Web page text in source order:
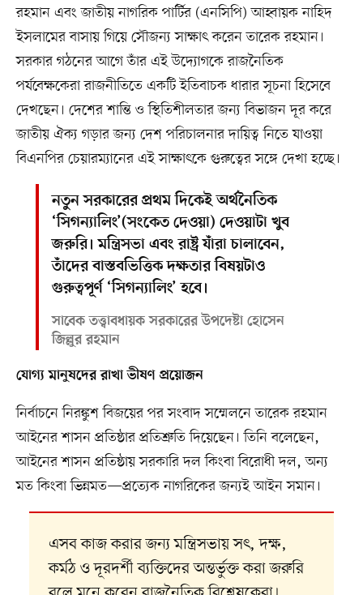
রহমান এবং জাতীয় নাগরিক পার্টির (এনসিপি) আহ্বায়ক নাহিদ
ইসলামের বাসায় গিয়ে সৌজন্য সাক্ষাৎ করেন তারেক রহমান।
সরকার গঠনের আগে তাঁর এই উদ্যোগকে রাজনৈতিক
পর্যবেক্ষকেরা রাজনীতিতে একটি ইতিবাচক ধারার সূচনা হিসেবে
দেখছেন। দেশের শান্তি ও স্থিতিশীলতার জন্য বিভাজন দূর করে
জাতীয় ঐক্য গড়ার জন্য দেশ পরিচালনার দায়িত্ব নিতে যাওয়া
বিএনপির চেয়ারম্যানের এই সাক্ষাৎকে গুরুত্বের সঙ্গে দেখা হচ্ছে।
নতুন সরকারের প্রথম দিকেই অর্থনৈতিক
‘সিগন্যালিং’(সংকেত দেওয়া) দেওয়াটা খুব
জরুরি। মন্ত্রিসভা এবং রাষ্ট্র যাঁরা চালাবেন,
তাঁদের বাস্তবভিত্তিক দক্ষতার বিষয়টাও
গুরুত্বপূর্ণ ‘সিগন্যালিং’ হবে।
সাবেক তত্ত্বাবধায়ক সরকারের উপদেষ্টা হোসেন
জিল্লুর রহমান
যোগ্য মানুষদের রাখা ভীষণ প্রয়োজন
নির্বাচনে নিরঙ্কুশ বিজয়ের পর সংবাদ সম্মেলনে তারেক রহমান
আইনের শাসন প্রতিষ্ঠার প্রতিশ্রুতি দিয়েছেন। তিনি বলেছেন,
আইনের শাসন প্রতিষ্ঠায় সরকারি দল কিংবা বিরোধী দল, অন্য
মত কিংবা ভিন্নমত—প্রত্যেক নাগরিকের জন্যই আইন সমান।
এসব কাজ করার জন্য মন্ত্রিসভায় সৎ, দক্ষ,
কর্মঠ ও দূরদর্শী ব্যক্তিদের অন্তর্ভুক্ত করা জরুরি